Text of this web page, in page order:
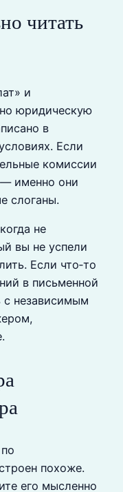
читать
и
юридическую
в
Если
комиссии
— именно они
слоганы.
не
вы не успели
Если что‑то
в письменной
с независимым
похоже.
его мысленно